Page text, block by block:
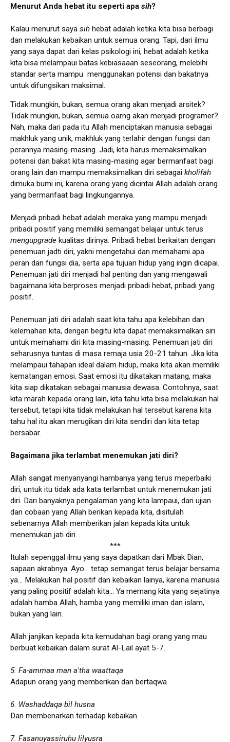
Menurut Anda hebat itu seperti apa sih?
Kalau menurut saya sih hebat adalah ketika kita bisa berbagi
dan melakukan kebaikan untuk semua orang. Tapi, dari ilmu
yang saya dapat dari kelas psikologi ini, hebat adalah ketika
kita bisa melampaui batas kebiasaaan seseorang, melebihi
standar serta mampu menggunakan potensi dan bakatnya
untuk difungsikan maksimal.
Tidak mungkin, bukan, semua orang akan menjadi arsitek?
Tidak mungkin, bukan, semua oarng akan menjadi programer?
Nah, maka dari pada itu Allah menciptakan manusia sebagai
makhluk yang unik, makhluk yang terlahir dengan fungsi dan
perannya masing-masing. Jadi, kita harus memaksimalkan
potensi dan bakat kita masing-masing agar bermanfaat bagi
orang lain dan mampu memaksimalkan diri sebagai kholifah
dimuka bumi ini, karena orang yang dicintai Allah adalah orang
yang bermanfaat bagi lingkungannya.
Menjadi pribadi hebat adalah meraka yang mampu menjadi
pribadi positif yang memiliki semangat belajar untuk terus
mengupgrade kualitas dirinya. Pribadi hebat berkaitan dengan
penemuan jadti diri, yakni mengetahui dan memahami apa
peran dan fungsi dia, serta apa tujuan hidup yang ingin dicapai.
Penemuan jati diri menjadi hal penting dan yang mengawali
bagaimana kita berproses menjadi pribadi hebat, pribadi yang
positif.
Penemuan jati diri adalah saat kita tahu apa kelebihan dan
kelemahan kita, dengan begitu kita dapat memaksimalkan siri
untuk memahami diri kita masing-masing. Penemuan jati diri
seharusnya tuntas di masa remaja usia 20-21 tahun. Jika kita
melampaui tahapan ideal dalam hidup, maka kita akan memiliki
kematangan emosi. Saat emosi itu dikatakan matang, maka
kita siap dikatakan sebagai manusia dewasa. Contohnya, saat
kita marah kepada orang lain, kita tahu kita bisa melakukan hal
tersebut, tetapi kita tidak melakukan hal tersebut karena kita
tahu hal itu akan merugikan diri kita sendiri dan kita tetap
bersabar.
Bagaimana jika terlambat menemukan jati diri?
Allah sangat menyanyangi hambanya yang terus meperbaiki
diri, untuk itu tidak ada kata terlambat untuk menemukan jati
diri. Dari banyaknya pengalaman yang kita lampaui, dari ujian
dan cobaan yang Allah berikan kepada kita, disitulah
sebenarnya Allah memberikan jalan kepada kita untuk
menemukan jati diri.
***
Itulah sepenggal ilmu yang saya dapatkan dari Mbak Dian,
sapaan akrabnya. Ayo... tetap semangat terus belajar bersama
ya... Melakukan hal positif dan kebaikan lainya, karena manusia
yang paling positif adalah kita... Ya memang kita yang sejatinya
adalah hamba Allah, hamba yang memiliki iman dan islam,
bukan yang lain.
Allah janjikan kepada kita kemudahan bagi orang yang mau
berbuat kebaikan dalam surat Al-Lail ayat 5-7.
5. Fa-ammaa man a'tha waattaqa
Adapun orang yang memberikan dan bertaqwa
6. Washaddaqa bil husna
Dan membenarkan terhadap kebaikan.
7. Fasanuyassiruhu lilyusra